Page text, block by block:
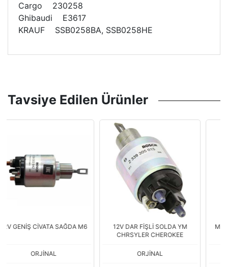
Cargo 230258
Ghibaudi E3617
KRAUF SSB0258BA, SSB0258HE
Tavsiye Edilen Ürünler
12V DAR FİŞLİ SOLDA YM
ORJİNAL
M.OTOM 24V 3 DELİK IVECO
MERCEDES
ORJ